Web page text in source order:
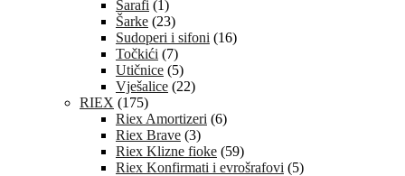
Šarafi (1)
Šarke (23)
Sudoperi i sifoni (16)
Točkići (7)
Utičnice (5)
Vješalice (22)
RIEX (175)
Riex Amortizeri (6)
Riex Brave (3)
Riex Klizne fioke (59)
Riex Konfirmati i evrošrafovi (5)